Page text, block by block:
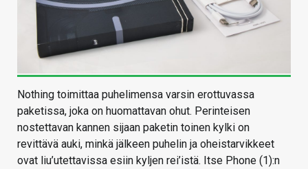
Nothing toimittaa puhelimensa varsin erottuvassa
paketissa, joka on huomattavan ohut. Perinteisen
nostettavan kannen sijaan paketin toinen kylki on
revittävä auki, minkä jälkeen puhelin ja oheistarvikkeet
ovat liu’utettavissa esiin kyljen rei’istä. Itse Phone (1):n